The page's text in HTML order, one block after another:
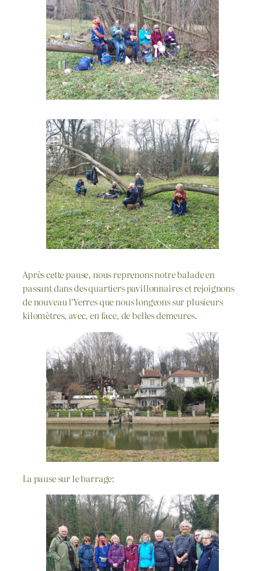
Après cette pause, nous reprenons notre balade en
passant dans des quartiers pavillonnaires et rejoignons
de nouveau l’Yerres que nous longeons sur plusieurs
kilomètres, avec, en face, de belles demeures.
La pause sur le barrage: